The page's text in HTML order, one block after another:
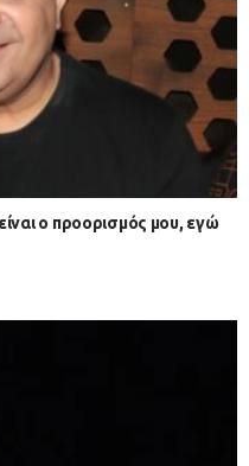
ο προορισμός μου, εγώ